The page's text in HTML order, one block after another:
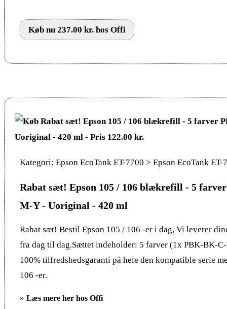
Køb nu 237.00 kr. hos Offi
Kategori: Epson EcoTank ET-7700 > Epson EcoTank ET-
Rabat sæt! Epson 105 / 106 blækrefill - 5
M-Y - Uoriginal - 420 ml
Rabat sæt! Bestil Epson 105 / 106 -er i dag, Vi leverer
fra dag til dag.Sættet indeholder: 5 farver (1x PBK-BK-
100% tilfredshedsgaranti på hele den kompatible serie
106 -er.
» Læs mere her hos Offi